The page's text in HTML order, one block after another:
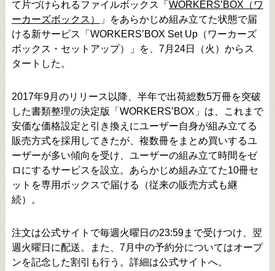
て片づけられるファイルボックス「 WORKERS’BOX（ワ
ーカーズボックス）
」をあらかじめ組み立てた状態で届
ける新サービス「WORKERS’BOX Set Up（ワーカーズ
ボックス・セットアップ）」を、7月24日（火）からス
タートした。
2017年9月のリリース以降、半年で出荷総数5万冊を突破
した書類整理の決定版「WORKERS’BOX」は、これまで
安価な価格設定と引き換えにユーザー自身が組み立てる
販売方式を採用してきたが、複数冊をまとめ買いするユ
ーザーが多い傾向を受け、ユーザーの組み立て時間をゼ
ロにするサービスを設立。あらかじめ組み立てた10冊セ
ットを専用ボックスで届ける（従来の販売方式も継
続）。
注文は公式サイトで毎週火曜日の23:59まで受けつけ、翌
週火曜日に配送。また、7月中の予約分についてはオープ
ンを記念した割引も行う。詳細は公式サイトへ。